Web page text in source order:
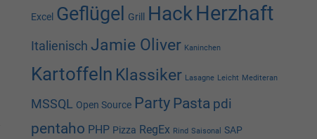
Excel Geflügel Grill HackHerzhaft
Italienisch Jamie Oliver Kaninchen
Kartoffeln Klassiker Lasagne Leicht Mediteran
MSSQL Open Source Party Pasta pdi
pentaho PHP Pizza RegEx Rind Saisonal SAP